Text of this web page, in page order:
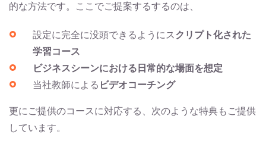
的な方法です。ここでご提案するするのは、
設定に完全に没頭できるようにスクリプト化された
学習コース
ビジネスシーンにおける日常的な場面を想定
当社教師による ビデオコーチング
更にご提供のコースに対応する、次のような特典もご提供
しています。